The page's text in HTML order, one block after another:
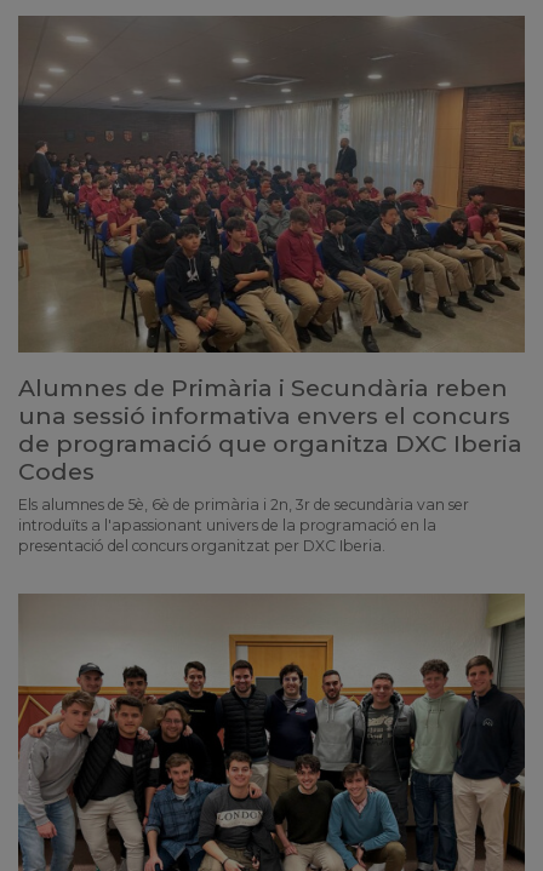
Alumnes de Primària i Secundària reben
una sessió informativa envers el concurs
de programació que organitza DXC Iberia
Codes
Els alumnes de 5è, 6è de primària i 2n, 3r de secundària van ser
introduïts a l'apassionant univers de la programació en la
presentació del concurs organitzat per DXC Iberia.